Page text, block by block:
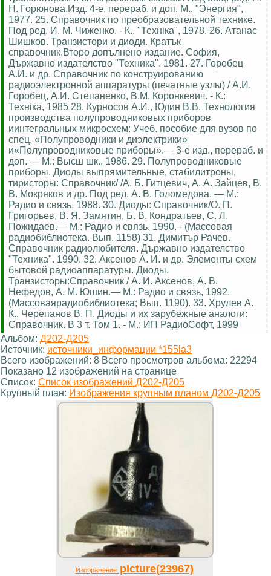
Н. Горюнова.Изд. 4-е, перераб. и доп. М., "Энергия",
1977. 25. Справочник по преобразовательной технике.
Под ред. И. М. Чиженко. - К., "Технiка", 1978. 26. Атанас
Шишков. Транзистори и диоди. Кратък
справочник.Второ допълнено издание. София,
Държавно издателство "Техника". 1981. 27. Горобец
А.И. и др. Справочник по конструированию
радиоэлектронной аппаратуры (печатные узлы) / А.И.
Горобец, А.И. Степаненко, В.М. Коронкевич. - К.:
Технiка, 1985 28. Курносов А.И., Юдин В.В. Технология
производства полупроводниковых приборов
иинтегральных микросхем: Учеб. пособие для вузов по
спец. «Полупроводники и диэлектрики»
и«Полупроводниковые приборы».— 3-е изд., перераб. и
доп. — М.: Высш шк., 1986. 29. Полупроводниковые
приборы. Диоды выпрямительные, стабилитроны,
тиристоры: Справочник/ /А. Б. Гитцевич, А. А. Зайцев, В.
В. Мокряков и др. Под ред. А. В. Голомедова. — М.:
Радио и связь, 1988. 30. Диоды: Справочник/О. П.
Григорьев, В. Я. Замятин, Б. В. Кондратьев, С. Л.
Пожидаев.— М.: Радио и связь, 1990. - (Массовая
радиобиблиотека. Вып. 1158) 31. Димитър Рачев.
Справочник радиолюбителя. Държавно издателство
"Техника". 1990. 32. Аксенов А. И. и др. Элементы схем
бытовой радиоаппаратуры. Диоды.
Транзисторы:Справочник / А. И. Аксенов, А. В.
Нефедов, А. М. Юшин.— М.: Радио и связь, 1992.
(Массоваярадиобиблиотека; Вып. 1190). 33. Хрулев А.
К., Черепанов В. П. Диоды и их зарубежные аналоги:
Справочник. В 3 т. Том 1. - М.: ИП РадиоСофт, 1999
Альбом: Д202-Д205
Источник: источники_информации *155la3
Всего изображений: 8 Всего просмотров альбома: 22294
Показано 12 изображений на странице
Список: Список изображений Д202-Д205
Крупный план: Изображения крупным планом Д202-Д205
Изображениеpicture(23967)